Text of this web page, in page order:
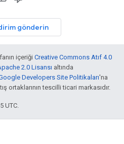
gönderin
içeriği Creative Commons Atıf 4.0
2.0 Lisansı altında
Developers Site Politikaları'na
ortaklarının tescilli ticari markasıdır.
UTC.